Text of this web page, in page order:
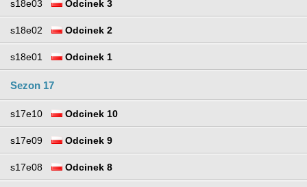
s18e03 Odcinek 3
s18e02 Odcinek 2
s18e01 Odcinek 1
Sezon 17
s17e10 Odcinek 10
s17e09 Odcinek 9
s17e08 Odcinek 8